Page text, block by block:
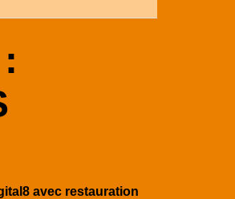
avec restauration